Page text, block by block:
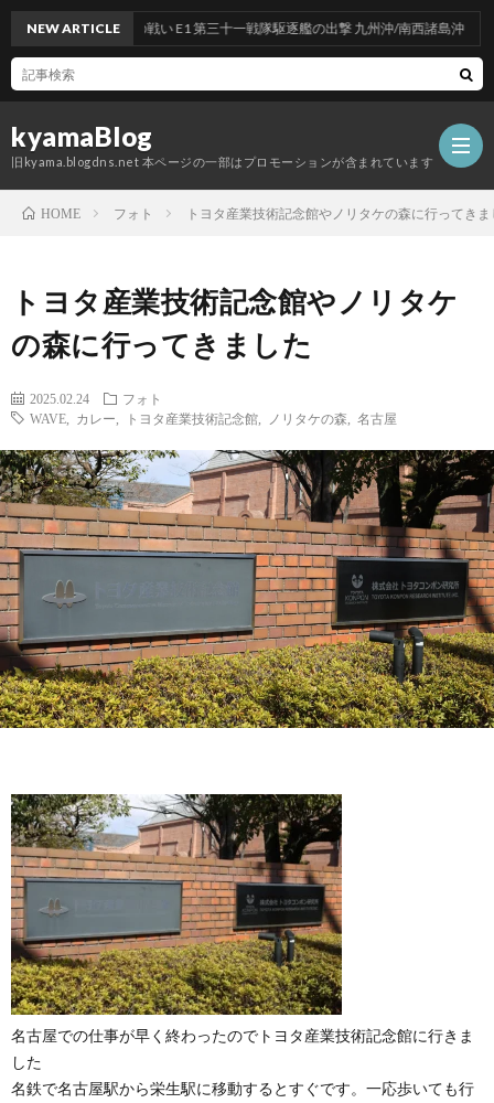
kyamaBlog
旧kyama.blogdns.net 本ページの一部はプロモーションが含まれています
NEW ARTICLE
い E1 第三十一戦隊駆逐艦の出撃 九州沖/南西諸島沖
HOME フォト トヨタ産業技術記念館やノリタケの森に行ってきま
トヨタ産業技術記念館やノリタケ
の森に行ってきました
2025.02.24
フォト
WAVE
カレー トヨタ産業技術記念館 ノリタケの森 名古屋
名古屋での仕事が早く終わったのでトヨタ産業技術記念館に行きま
した
名鉄で名古屋駅から栄生駅に移動するとすぐです。一応歩いても行